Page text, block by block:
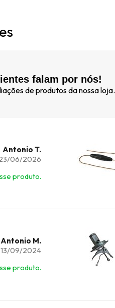
falam por nós!
de produtos da nossa loja.
Antonio T.
06/2026
produto.
Antonio M.
13/09/2024
produto.